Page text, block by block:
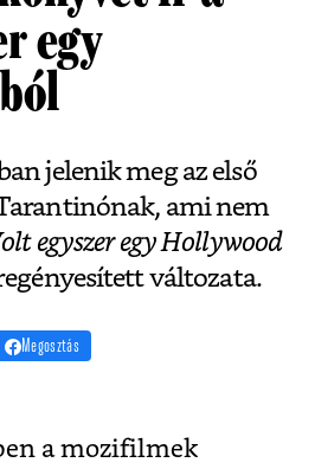
egy
jelenik meg az első
ami nem
egyszer egy Hollywood
változata.
Megosztás
a mozifilmek